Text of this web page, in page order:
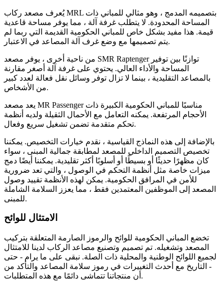
يُعرف مصعد ركاب MRL بتصميمه المدمج ، وهو مثالي للمباني ذات
المساحة المحدودة. لا يتطلب غرفة آلة ، مما يوفر مساحة قاعدية
قيمة. هذا مفيد بشكل خاص للمباني الحكومية القديمة التي ربما لم
يتم تصميمها مع وضع غرف آلة المصاعد في الاعتبار.
من ناحية أخرى ، يوفر مصعد SMR Raptenger توازنًا بين توفير
المساحة والأداء العالي. يحتوي على غرفة آلة أصغر مقارنة
بالمصاعد التقليدية ، بينما لا تزال توفر وسائل نقل فعالة لعدد كبير
من الأشخاص.
يعد مصعد MR Passenger مناسبًا للمباني الحكومية الكبيرة ذات
الأحجام المرتفعة. يمكنه التعامل مع الأحمال الثقيلة ولديه أنظمة
تحكم متقدمة تضمن تشغيل سريع وفعال.
بالإضافة إلى هذه النماذج القياسية ، نقدم خيارات التخصيص. يمكننا
تخصيص التصميم الداخلي للمصعد لمطابقة جمالية المبنى ، سواء
كان مظهرًا حديثًا أو بسيطًا أو أسلوبًا أكثر تقليدية. يمكننا أيضًا دمج
ميزات خاصة مثل أنظمة التحكم في الوصول ، والتي تعد ضرورية
للأمن في المرافق الحكومية. يمكن لهذه الأنظمة تقييد وصول
المصعد إلى الموظفين المعتمدين فقط ، مما يعزز السلامة الشاملة
للمبنى.
الامتثال للوائح
تخضع المباني الحكومية للوائح والرموز الصارمة المتعلقة بتركيب
المصعد وتشغيله. تم تصميم وتصنيع مصاعد الركاب لدينا للامتثال
لجميع اللوائح الوطنية والمحلية ذات الصلة. نبقى على ما يرام - حتى
- التاريخ مع أحدث التغييرات في رموز سلامة المصاعد والتأكد من
أن منتجاتنا تتماشى دائمًا مع هذه المتطلبات.